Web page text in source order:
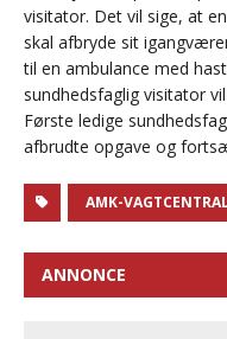
visitator. Det vil sige, at
skal afbryde sit
til en ambulance med
sundhedsfaglig visitator
Første ledige
afbrudte opgave og
AMK-
ANNONCE